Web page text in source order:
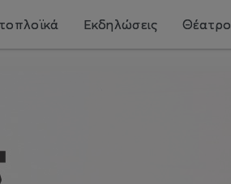
Εκδηλώσεις Θέατρο